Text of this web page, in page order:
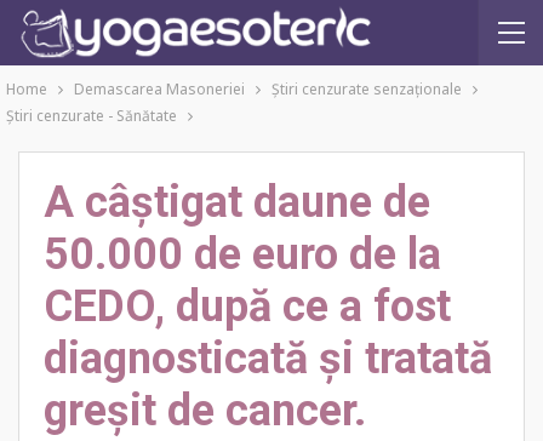
Home Demascarea Masoneriei
Ştiri cenzurate senzaţionale
Ştiri cenzurate - Sănătate
A câștigat daune de
50.000 de euro de la
CEDO, după ce a fost
diagnosticată și tratată
greșit de cancer.